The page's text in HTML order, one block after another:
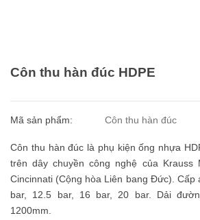
Côn thu hàn đúc HDPE
Mã sản phẩm: Côn thu hàn đúc
Côn thu hàn đúc là phụ kiện ống nhựa
trên dây chuyền công nghệ của Krauss
Cincinnati (Cộng hòa Liên bang Đức). Cấp
bar, 12.5 bar, 16 bar, 20 bar. Dải
1200mm.